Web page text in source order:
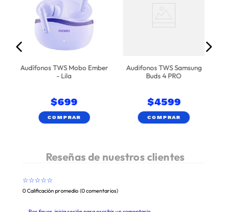
Audífonos TWS Mobo Ember
- Lila
$699
COMPRAR
Audifonos TWS Samsung
Buds 4 PRO
$4599
COMPRAR
☆☆☆☆☆
0 Calificación promedio (0 comentarios)